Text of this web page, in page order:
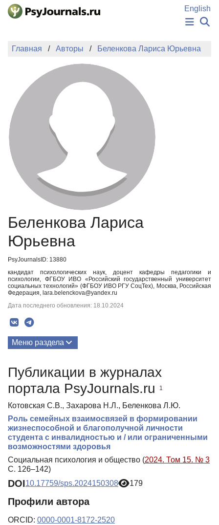
Перейти к основному содержанию
English
НОВОСТИ
АВТОРЫ
ПОДАТЬ РУКОПИСЬ
БАЗА ЗНАНИЙ
КЛЮЧЕВЫЕ СЛОВА
Регистрация
Главная Авторы Беленкова Лариса Юрьевна
Беленкова Лариса
Юрьевна
PsyJournalsID: 13880
кандидат психологических наук, доцент кафедры педагогики и
психологии, ФГБОУ ИВО «Российский государственный университет
социальных технологий» (ФГБОУ ИВО РГУ СоцТех), Москва, Российская
Федерация, lara.belenckova@yandex.ru
Дата последнего обновления: 18.10.2024
Меню раздела
Публикации в журналах
портала PsyJournals.ru
1
Котовская С.В., Захарова Н.Л., Беленкова Л.Ю.
Роль семейных взаимосвязей в формировании
жизнеспособной и благополучной личности
студента с инвалидностью и / или ограниченными
возможностями здоровья
Социальная психология и общество (2024. Том 15. № 3
С. 126–142)
DOI10.17759/sps.2024150308 179
Профили автора
ORCID: 0000-0001-8172-2520